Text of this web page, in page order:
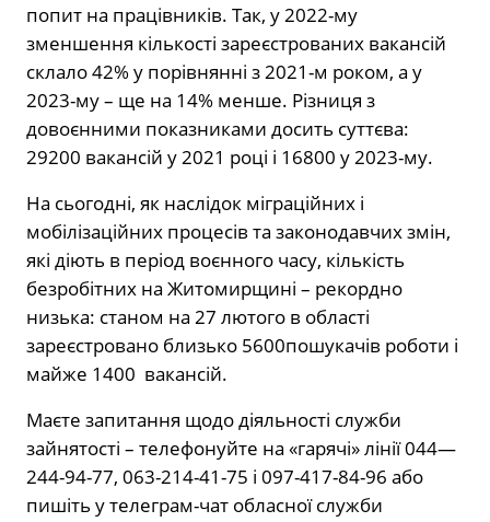
попит на працівників. Так, у 2022-му
зменшення кількості зареєстрованих вакансій
склало 42% у порівнянні з 2021-м роком, а у
2023-му – ще на 14% менше. Різниця з
довоєнними показниками досить суттєва:
29200 вакансій у 2021 році і 16800 у 2023-му.
На сьогодні, як наслідок міграційних і
мобілізаційних процесів та законодавчих змін,
які діють в період воєнного часу, кількість
безробітних на Житомирщині – рекордно
низька: станом на 27 лютого в області
зареєстровано близько 5600пошукачів роботи і
майже 1400 вакансій.
Маєте запитання щодо діяльності служби
зайнятості – телефонуйте на «гарячі» лінії 044—
244-94-77, 063-214-41-75 і 097-417-84-96 або
пишіть у телеграм-чат обласної служби